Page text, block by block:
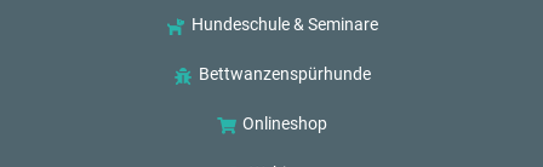
Hundeschule & Seminare
Bettwanzenspürhunde
Onlineshop